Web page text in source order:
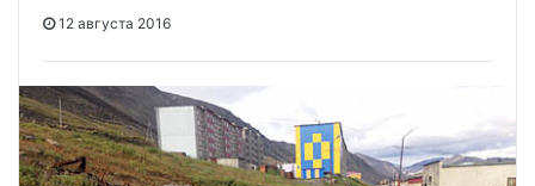
12 августа 2016